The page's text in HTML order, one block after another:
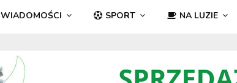
WIADOMOŚCI SPORT NA LUZIE